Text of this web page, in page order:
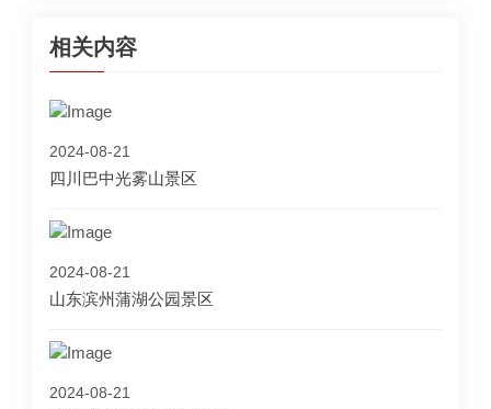
相关内容
2024-08-21
四川巴中光雾山景区
2024-08-21
山东滨州蒲湖公园景区
2024-08-21